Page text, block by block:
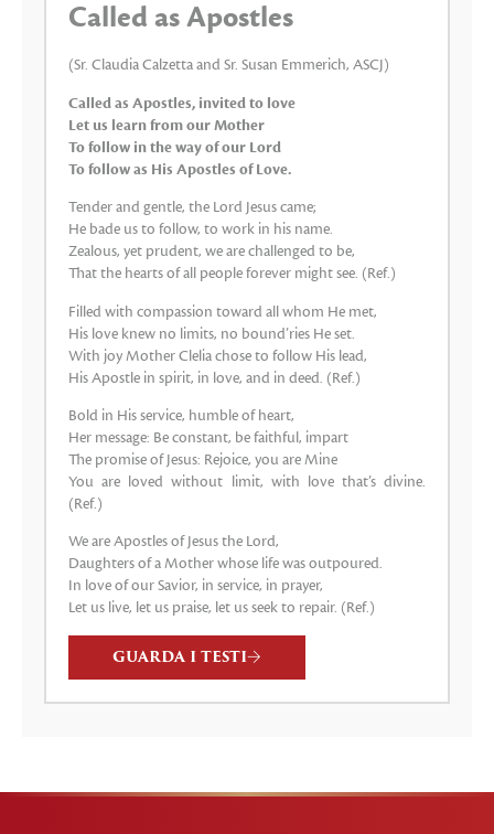
Called as Apostles
(Sr. Claudia Calzetta and Sr. Susan Emmerich, ASCJ)
Called as Apostles, invited to love
Let us learn from our Mother
To follow in the way of our Lord
To follow as His Apostles of Love.
Tender and gentle, the Lord Jesus came;
He bade us to follow, to work in his name.
Zealous, yet prudent, we are challenged to be,
That the hearts of all people forever might see. (Ref.)
Filled with compassion toward all whom He met,
His love knew no limits, no bound’ries He set.
With joy Mother Clelia chose to follow His lead,
His Apostle in spirit, in love, and in deed. (Ref.)
Bold in His service, humble of heart,
Her message: Be constant, be faithful, impart
The promise of Jesus: Rejoice, you are Mine
You are loved without limit, with love that’s divine.
(Ref.)
We are Apostles of Jesus the Lord,
Daughters of a Mother whose life was outpoured.
In love of our Savior, in service, in prayer,
Let us live, let us praise, let us seek to repair. (Ref.)
GUARDA I TESTI